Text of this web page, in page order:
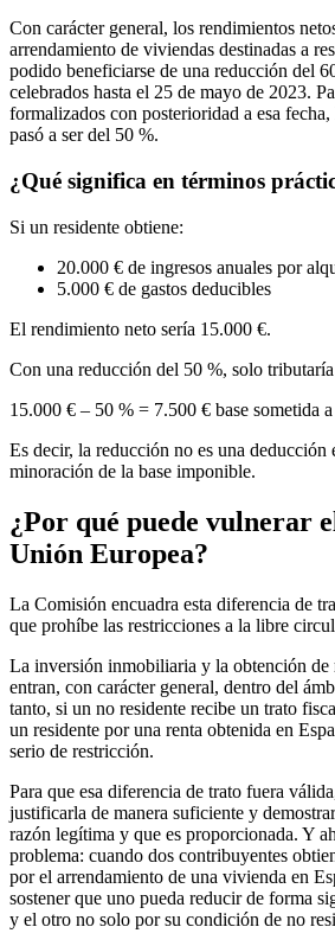
Con carácter general, los rendimientos
arrendamiento de viviendas destinadas a
podido beneficiarse de una reducción del
celebrados hasta el 25 de mayo de 2023.
formalizados con posterioridad a esa fecha,
pasó a ser del 50 %.
¿Qué significa en términos
Si un residente obtiene:
20.000 € de ingresos anuales por
5.000 € de gastos deducibles
El rendimiento neto sería 15.000 €.
Con una reducción del 50 %, solo
15.000 € – 50 % = 7.500 € base sometida
Es decir, la reducción no es una deducción
minoración de la base imponible.
¿Por qué puede vulnerar
Unión Europea?
La Comisión encuadra esta diferencia de
que prohíbe las restricciones a la libre
La inversión inmobiliaria y la obtención de
entran, con carácter general, dentro del
tanto, si un no residente recibe un trato
un residente por una renta obtenida en
serio de restricción.
Para que esa diferencia de trato fuera
justificarla de manera suficiente y
razón legítima y que es proporcionada. Y
problema: cuando dos contribuyentes
por el arrendamiento de una vivienda en
sostener que uno pueda reducir de forma
y el otro no solo por su condición de no